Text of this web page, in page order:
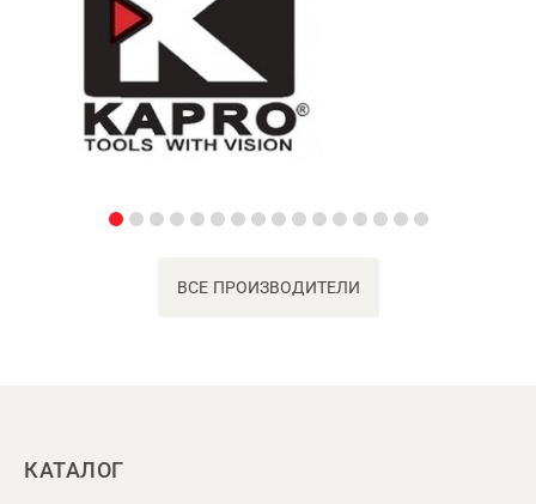
ВСЕ ПРОИЗВОДИТЕЛИ
КАТАЛОГ